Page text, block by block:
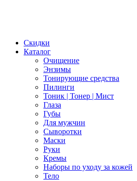
Скидки
Каталог
Очищение
Энзимы
Тонирующие средства
Пилинги
Тоник | Тонер | Мист
Глаза
Губы
Для мужчин
Сыворотки
Маски
Руки
Кремы
Наборы по уходу за кожей
Тело